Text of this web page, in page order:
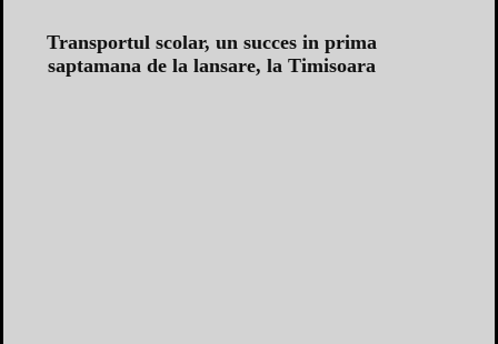
Transportul scolar, un succes in prima
saptamana de la lansare, la Timisoara